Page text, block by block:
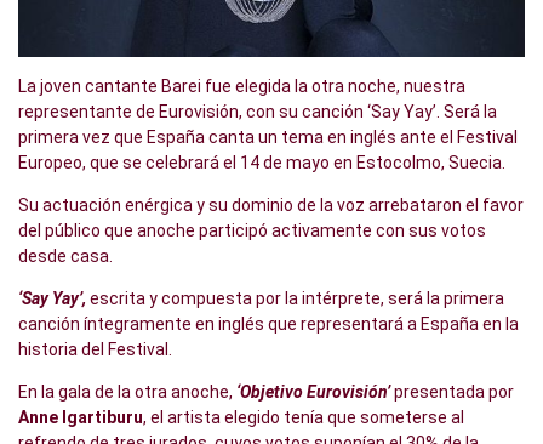
La joven cantante Barei fue elegida la otra noche, nuestra
representante de Eurovisión, con su canción ‘Say Yay’. Será la
primera vez que España canta un tema en inglés ante el Festival
Europeo, que se celebrará el 14 de mayo en Estocolmo, Suecia.
Su actuación enérgica y su dominio de la voz arrebataron el favor
del público que anoche participó activamente con sus votos
desde casa.
‘Say Yay’, escrita y compuesta por la intérprete, será la primera
canción íntegramente en inglés que representará a España en la
historia del Festival.
En la gala de la otra anoche, ‘Objetivo Eurovisión’presentada por
Anne Igartiburu, el artista elegido tenía que someterse al